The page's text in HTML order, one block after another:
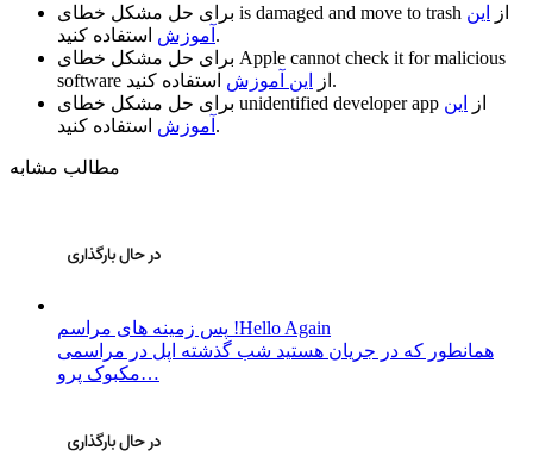
is damaged and move to trash از
این
آموزش استفاده کنید.
Apple cannot check it for malicious
software
از این آموزش
استفاده کنید.
unidentified developer app از
این
آموزش استفاده کنید.
مطالب مشابه
پس زمینه های مراسم !Hello Again
همانطور که در جریان هستید شب گذشته اپل در مراسمی
مکبوک پرو…